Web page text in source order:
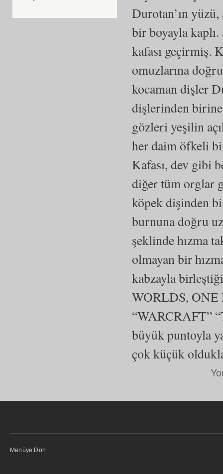
Durotan’ın yüzü,
bir boyayla kaplı.
kafası geçirmiş.
omuzlarına
kocaman dişler
dişlerinden birine
gözleri yeşilin
her daim öfkeli
Kafası, dev gibi
diğer tüm orglar
köpek dişinden
burnuna doğru
şeklinde hızma
olmayan bir
kabzayla
WORLDS, ONE
“WARCRAFT”
büyük puntoyla
çok küçük
Menüye Dön